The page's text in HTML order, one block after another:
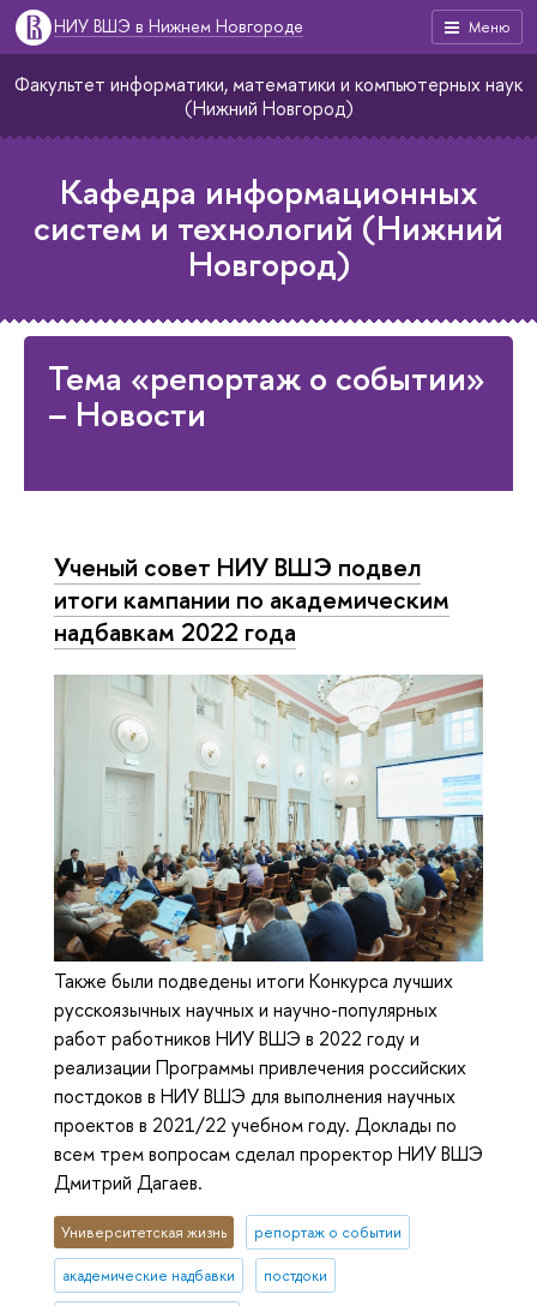
Меню
НИУ ВШЭ в Нижнем Новгороде
Факультет информатики, математики и компьютерных наук
(Нижний Новгород)
Кафедра информационных
систем и технологий (Нижний
Новгород)
Тема «репортаж о событии»
– Новости
Ученый совет НИУ ВШЭ подвел
итоги кампании по академическим
надбавкам 2022 года
Также были подведены итоги Конкурса лучших
русскоязычных научных и научно-популярных
работ работников НИУ ВШЭ в 2022 году и
реализации Программы привлечения российских
постдоков в НИУ ВШЭ для выполнения научных
проектов в 2021/22 учебном году. Доклады по
всем трем вопросам сделал проректор НИУ ВШЭ
Дмитрий Дагаев.
Университетская жизнь репортаж о событии
академические надбавки постдоки